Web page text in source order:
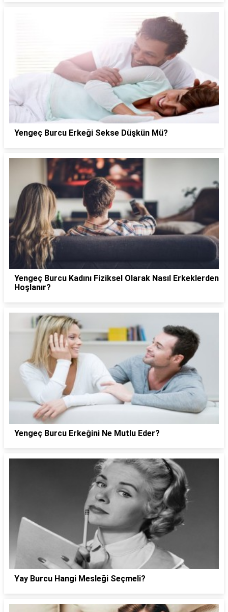
Yengeç Burcu Erkeği Sekse Düşkün Mü?
Yengeç Burcu Kadını Fiziksel Olarak Nasıl Erkeklerden
Hoşlanır?
Yengeç Burcu Erkeğini Ne Mutlu Eder?
Yay Burcu Hangi Mesleği Seçmeli?